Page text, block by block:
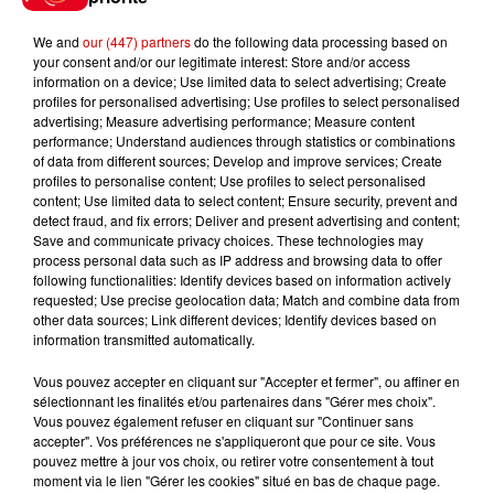
Podcasts Voir plus
Kelly Massol, figure
emblématique de
l'entrepreneuriat féminin
Aménager un school bus au
Canada et accueillir les bleus à
Born in the U.S.A - Bruce
Springsteen : la chanson que
We and our (447) partnersdo the following data processing based on
your consent and/or our legitimate interest: Store and/or access
information on a device; Use limited data to select advertising; Create
profiles for personalised advertising; Use profiles to select personalised
advertising; Measure advertising performance; Measure content
performance; Understand audiences through statistics or combinations
of data from different sources; Develop and improve services; Create
profiles to personalise content; Use profiles to select personalised
content; Use limited data to select content; Ensure security, prevent and
detect fraud, and fix errors; Deliver and present advertising and content;
Save and communicate privacy choices. These technologies may
process personal data such as IP address and browsing data to offer
following functionalities: Identify devices based on information actively
requested; Use precise geolocation data; Match and combine data from
other data sources; Link different devices; Identify devices based on
information transmitted automatically.
Vous pouvez accepter en cliquant sur "Accepter et fermer", ou affiner en
sélectionnant les finalités et/ou partenaires dans "Gérer mes choix".
Vous pouvez également refuser en cliquant sur "Continuer sans
accepter". Vos préférences ne s'appliqueront que pour ce site. Vous
pouvez mettre à jour vos choix, ou retirer votre consentement à tout
moment via le lien "Gérer les cookies" situé en bas de chaque page.